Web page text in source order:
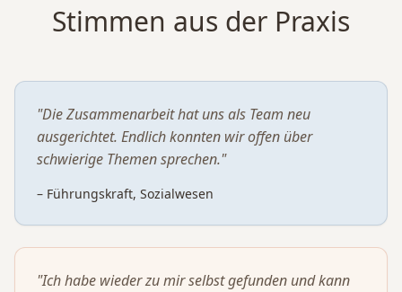
Stimmen aus der Praxis
"Die Zusammenarbeit hat uns als Team neu
ausgerichtet. Endlich konnten wir offen über
schwierige Themen sprechen."
– Führungskraft, Sozialwesen
"Ich habe wieder zu mir selbst gefunden und kann